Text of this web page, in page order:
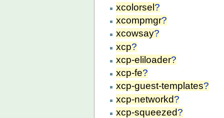
xcolorsel?
xcompmgr?
xcowsay?
xcp?
xcp-eliloader?
xcp-fe?
xcp-guest-templates?
xcp-networkd?
xcp-squeezed?